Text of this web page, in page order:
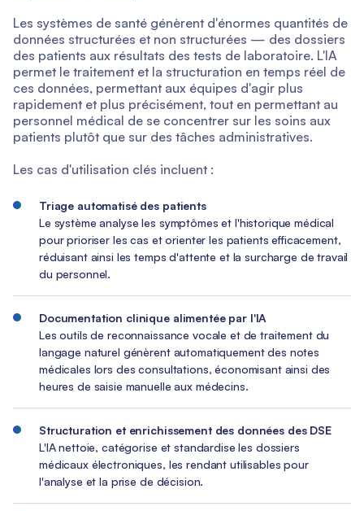
Les systèmes de santé génèrent d'énormes quantités de
données structurées et non structurées — des dossiers
des patients aux résultats des tests de laboratoire. L'IA
permet le traitement et la structuration en temps réel de
ces données, permettant aux équipes d'agir plus
rapidement et plus précisément, tout en permettant au
personnel médical de se concentrer sur les soins aux
patients plutôt que sur des tâches administratives.
Les cas d'utilisation clés incluent :
Triage automatisé des patients
Le système analyse les symptômes et l'historique médical
pour prioriser les cas et orienter les patients efficacement,
réduisant ainsi les temps d'attente et la surcharge de travail
du personnel.
Documentation clinique alimentée par l'IA
Les outils de reconnaissance vocale et de traitement du
langage naturel génèrent automatiquement des notes
médicales lors des consultations, économisant ainsi des
heures de saisie manuelle aux médecins.
Structuration et enrichissement des données des DSE
L'IA nettoie, catégorise et standardise les dossiers
médicaux électroniques, les rendant utilisables pour
l'analyse et la prise de décision.